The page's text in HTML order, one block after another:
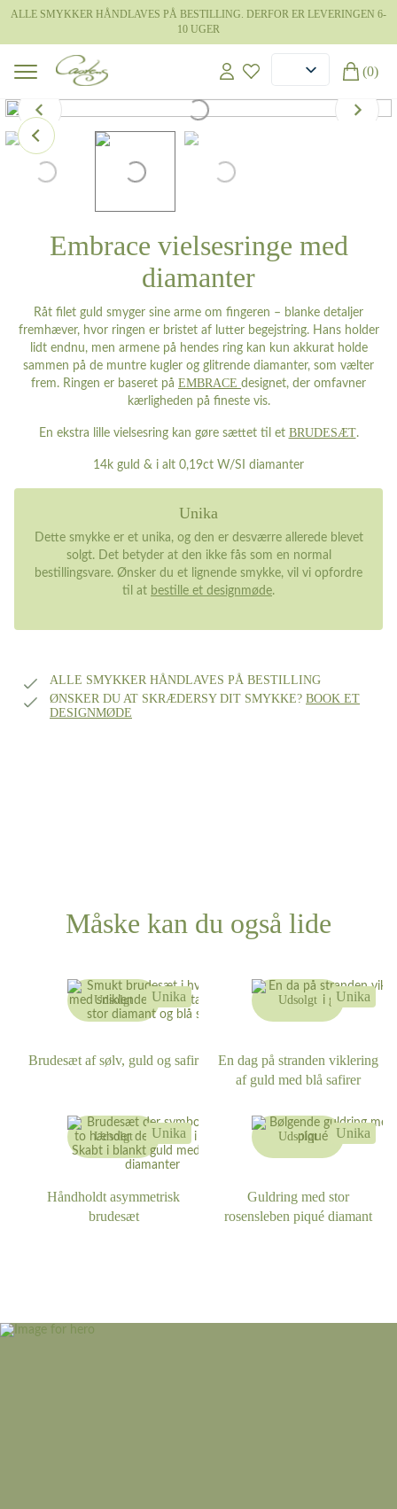
ALLE SMYKKER HÅNDLAVES PÅ BESTILLING. DERFOR ER LEVERINGEN 6-
10 UGER
(0)
Embrace vielsesringe med
diamanter
Råt filet guld smyger sine arme om fingeren – blanke detaljer
fremhæver, hvor ringen er bristet af lutter begejstring. Hans holder
lidt endnu, men armene på hendes ring kan kun akkurat holde
sammen på de muntre kugler og glitrende diamanter, som vælter
frem. Ringen er baseret på EMBRACE designet, der omfavner
kærligheden på fineste vis.
En ekstra lille vielsesring kan gøre sættet til et BRUDESÆT.
14k guld & i alt 0,19ct W/SI diamanter
Unika
Dette smykke er et unika, og den er desværre allerede blevet
solgt. Det betyder at den ikke fås som en normal
bestillingsvare. Ønsker du et lignende smykke, vil vi opfordre
til at bestille et designmøde.
ALLE SMYKKER HÅNDLAVES PÅ BESTILLING
ØNSKER DU AT SKRÆDERSY DIT SMYKKE? BOOK ET
DESIGNMØDE
Måske kan du også lide
Udsolgt
Brudesæt af sølv, guld og safir
Unika Udsolgt
En dag på stranden viklering
af guld med blå safirer
Unika
Udsolgt
Håndholdt asymmetrisk
brudesæt
Unika Udsolgt
Guldring med stor
rosensleben piqué diamant
Unika